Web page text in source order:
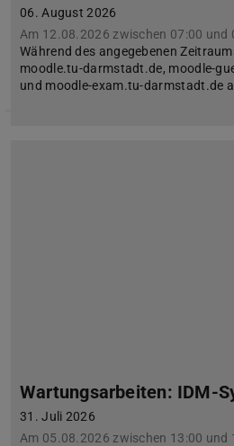
06. August 2026
Am 12.08.2026 zwischen 07:00 und
Während des angegebenen
moodle.tu-darmstadt.de, moodle-
und moodle-exam.tu-darmstadt.de
Wartungsarbeiten: IDM-
31. Juli 2026
Am 05.08.2026 zwischen 13:00 und